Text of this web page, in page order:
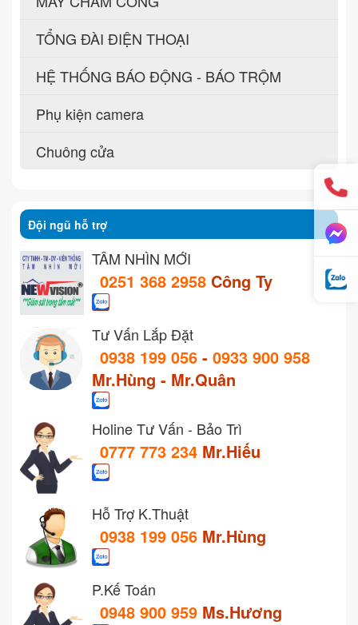
TỔNG ĐÀI ĐIỆN THOẠI
HỆ THỐNG BÁO ĐỘNG - BÁO TRỘM
Phụ kiện camera
Chuông cửa
Đội ngũ hỗ trợ
TẦM NHÌN MỚI
0251 368 2958 Công Ty
Tư Vấn Lắp Đặt
0938 199 056 - 0933 900 958
Mr.Hùng - Mr.Quân
Holine Tư Vấn - Bảo Trì
0777 773 234 Mr.Hiếu
Hỗ Trợ K.Thuật
0938 199 056 Mr.Hùng
P.Kế Toán
0948 900 959 Ms.Hương